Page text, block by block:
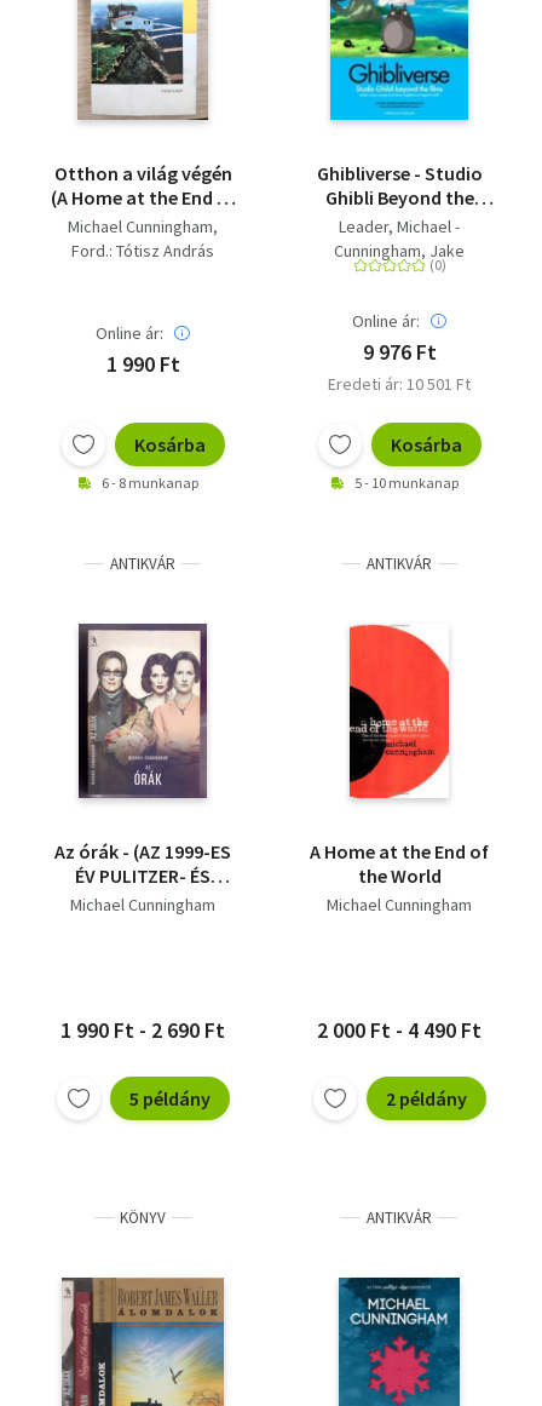
Peter Prange
Julie Garwood
Jeanette Walls
Otthon a világ végén
(A Home at the End of
the World) - Tótisz
András fordításában
Michael Cunningham
Ford.: Tótisz András
Online ár:
1 990 Ft
Kosárba
6 - 8 munkanap
Ghibliverse - Studio
Ghibli Beyond the
Films
Leader, Michael -
Cunningham, Jake
Online ár:
9 976 Ft
Eredeti ár: 10 501 Ft
Kosárba
5 - 10 munkanap
ANTIKVÁR
Az órák - (AZ 1999-ES
ÉV PULITZER- ÉS
FAULKNER- DÍJAS
Michael Cunningham
1 990 Ft - 2 690 Ft
5 példány
ANTIKVÁR
A Home at the End of
the World
Michael Cunningham
2 000 Ft - 4 490 Ft
2 példány
KÖNYV ANTIKVÁR